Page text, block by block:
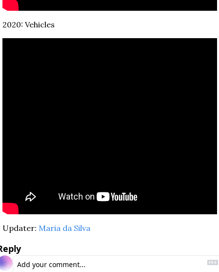
2020: Vehicles
Updater: Maria da Silva